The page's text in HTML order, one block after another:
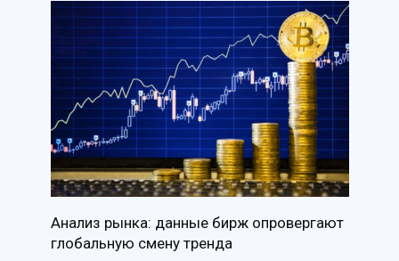
Анализ рынка: данные бирж опровергают
глобальную смену тренда